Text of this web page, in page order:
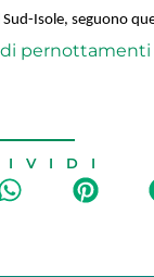
Isole, seguono
di pernottamenti